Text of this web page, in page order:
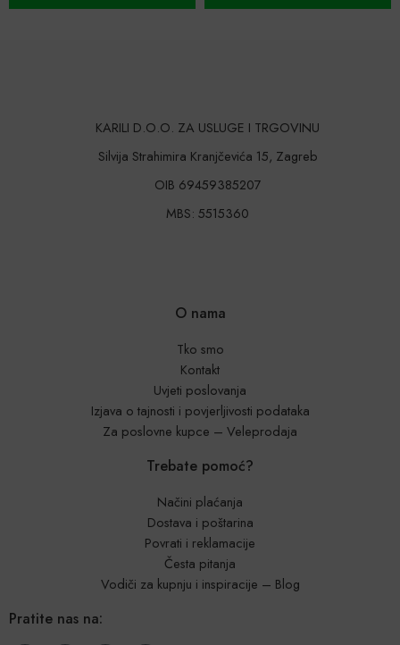
KARILI D.O.O. ZA USLUGE I TRGOVINU
Silvija Strahimira Kranjčevića 15, Zagreb
OIB 69459385207
MBS: 5515360
O nama
Tko smo
Kontakt
Uvjeti poslovanja
Izjava o tajnosti i povjerljivosti podataka
Za poslovne kupce – Veleprodaja
Trebate pomoć?
Načini plaćanja
Dostava i poštarina
Povrati i reklamacije
Česta pitanja
Vodiči za kupnju i inspiracije – Blog
Pratite nas na: